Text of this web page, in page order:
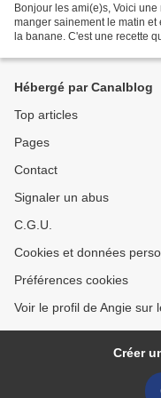
Bonjour les ami(e)s, Voici
manger sainement le matin et
la banane. C'est une recette
Hébergé par Canalblog
Top articles
Pages
Contact
Signaler un abus
C.G.U.
Cookies et données
Préférences cookies
Voir le profil de Angie sur
Créer